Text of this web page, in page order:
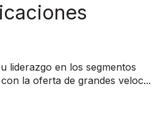
liderazgo en los segmentos
la oferta de grandes veloc...